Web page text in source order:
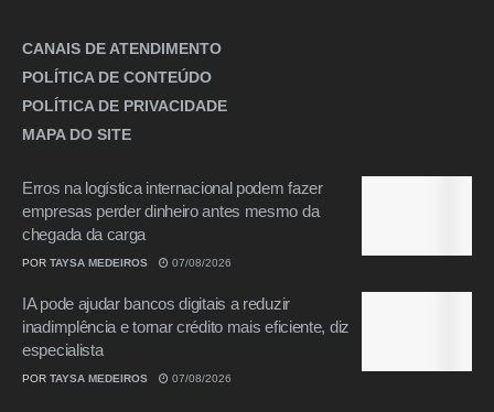
CANAIS DE ATENDIMENTO
POLÍTICA DE CONTEÚDO
POLÍTICA DE PRIVACIDADE
MAPA DO SITE
Erros na logística internacional podem fazer
empresas perder dinheiro antes mesmo da
chegada da carga
POR TAYSA MEDEIROS 07/08/2026
IA pode ajudar bancos digitais a reduzir
inadimplência e tornar crédito mais eficiente, diz
especialista
POR TAYSA MEDEIROS 07/08/2026